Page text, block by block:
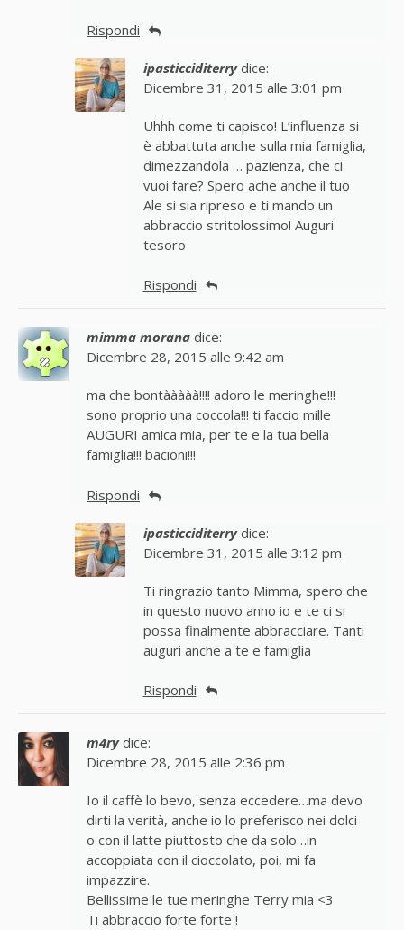
Rispondi
ipasticciditerry dice:
Dicembre 31, 2015 alle 3:01 pm
Uhhh come ti capisco! L’influenza si
è abbattuta anche sulla mia famiglia,
dimezzandola … pazienza, che ci
vuoi fare? Spero ache anche il tuo
Ale si sia ripreso e ti mando un
abbraccio stritolossimo! Auguri
tesoro
Rispondi
mimma morana dice:
Dicembre 28, 2015 alle 9:42 am
ma che bontààààà!!!! adoro le meringhe!!!
sono proprio una coccola!!! ti faccio mille
AUGURI amica mia, per te e la tua bella
famiglia!!! bacioni!!!
Rispondi
ipasticciditerry dice:
Dicembre 31, 2015 alle 3:12 pm
Ti ringrazio tanto Mimma, spero che
in questo nuovo anno io e te ci si
possa finalmente abbracciare. Tanti
auguri anche a te e famiglia
Rispondi
m4ry dice:
Dicembre 28, 2015 alle 2:36 pm
Io il caffè lo bevo, senza eccedere…ma devo
dirti la verità, anche io lo preferisco nei dolci
o con il latte piuttosto che da solo…in
accoppiata con il cioccolato, poi, mi fa
impazzire.
Bellissime le tue meringhe Terry mia <3
Ti abbraccio forte forte !